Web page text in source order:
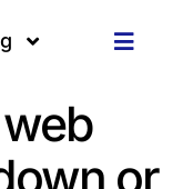
Toggle
or